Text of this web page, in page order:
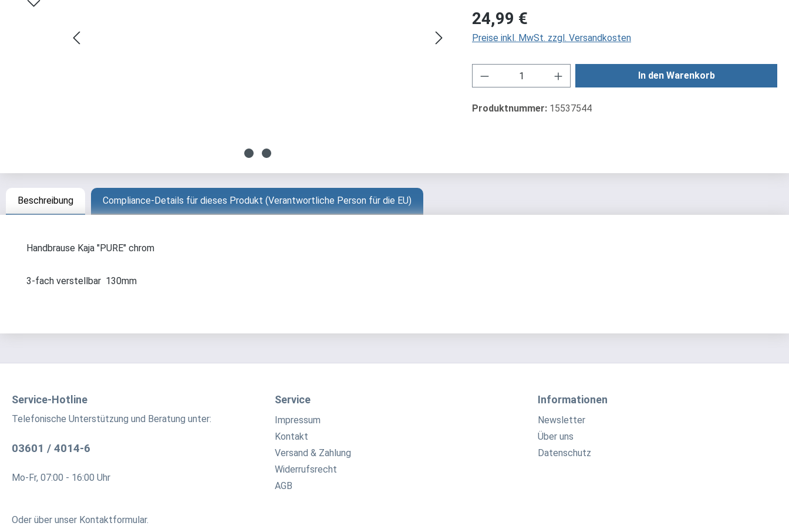
Regulärer Preis:
24,99 €
Preise inkl. MwSt. zzgl. Versandkosten
Produkt Anzahl: Gib den gewünschten Wert ein
In den Warenkorb
Produktnummer: 15537544
Beschreibung Compliance-Details für dieses Produkt (Verantwortliche Person für die EU)
Handbrause Kaja "PURE" chrom
3-fach verstellbar 130mm
Service-Hotline
Telefonische Unterstützung und Beratung unter:
03601 / 4014-6
Mo-Fr, 07:00 - 16:00 Uhr
Oder über unser Kontaktformular.
Service
Impressum
Kontakt
Versand & Zahlung
Widerrufsrecht
AGB
Informationen
Newsletter
Über uns
Datenschutz